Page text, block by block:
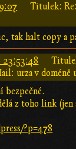
Titulek: Re:
tak halt copy a
23:53:48
urza v doméně
bezpečné.
z toho link
?p=478